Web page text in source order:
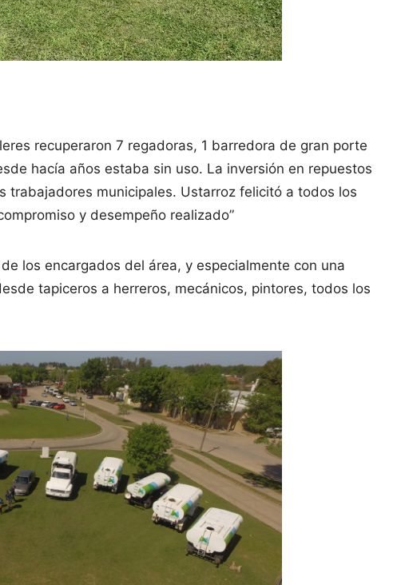
recuperaron 7 regadoras, 1 barredora de gran porte
hacía años estaba sin uso. La inversión en repuestos
trabajadores municipales. Ustarroz felicitó a todos los
y desempeño realizado”
los encargados del área, y especialmente con una
tapiceros a herreros, mecánicos, pintores, todos los